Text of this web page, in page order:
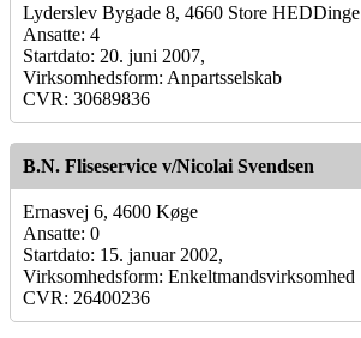
Lyderslev Bygade 8, 4660 Store HEDDinge
Ansatte: 4
Startdato: 20. juni 2007,
Virksomhedsform: Anpartsselskab
CVR: 30689836
B.N. Fliseservice v/Nicolai Svendsen
Ernasvej 6, 4600 Køge
Ansatte: 0
Startdato: 15. januar 2002,
Virksomhedsform: Enkeltmandsvirksomhed
CVR: 26400236